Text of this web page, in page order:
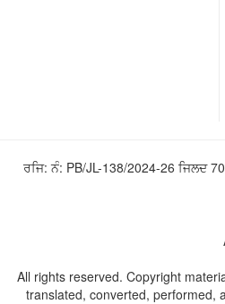
ਰਜਿ: ਨੰ: PB/JL-138/2024-26 ਜਿਲਦ
All rights reserved. Copyright
translated, converted, performed,